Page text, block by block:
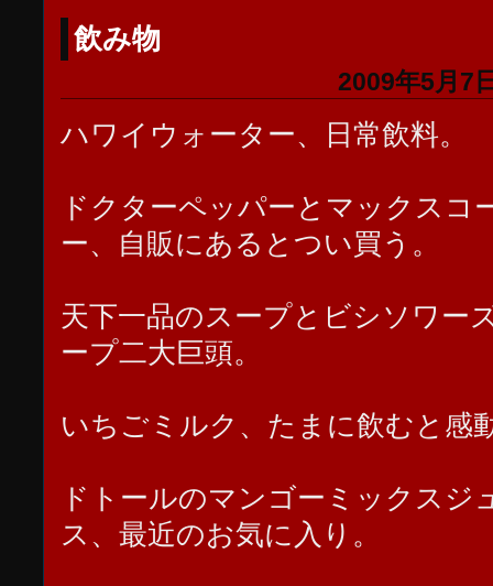
飲み物
2009年5月7
ハワイウォーター、日常飲料。
ドクターペッパーとマックスコ
ー、自販にあるとつい買う。
天下一品のスープとビシソワー
ープ二大巨頭。
いちごミルク、たまに飲むと感
ドトールのマンゴーミックスジ
ス、最近のお気に入り。